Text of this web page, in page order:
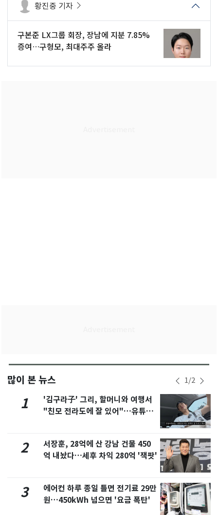
황진중 기자
구본준 LX그룹 회장, 장남에 지분 7.85%
증여…구형모, 최대주주 올라
많이 본 뉴스 1/2
1
'김구라子' 그리, 할머니와 여행서
"친모 전라도에 잘 있어"…유튜브
2
서장훈, 28억에 산 강남 건물 450
억 내놨다…세후 차익 280억 '잭팟'
3
에어컨 하루 종일 틀면 전기료 29만
원…450kWh 넘으면 '요금 폭탄'